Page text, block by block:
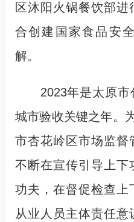
区沐阳火锅餐饮部
合创建国家食品安
解。
2023年是太原市
城市验收关键之年。
市杏花岭区市场监督
不断在宣传引导上下
功夫，在督促检查上
从业人员主体责任